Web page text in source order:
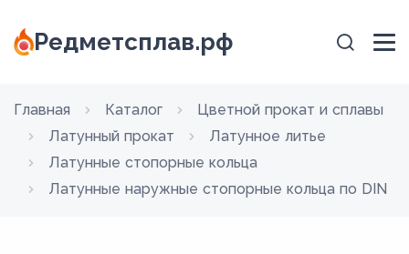
Редметсплав.рф
Главная Каталог
Цветной прокат и сплавы
Латунный прокат
Латунное литье
Латунные стопорные кольца
Латунные наружные стопорные кольца по DIN